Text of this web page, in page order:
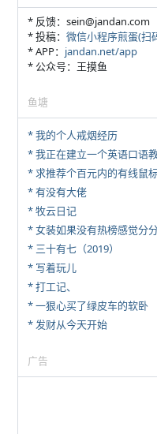
* 反馈：sein@jandan.com
* 投稿： 微信小程序煎蛋(扫
* APP： jandan.net/app
* 公众号：王摸鱼
鱼塘
* 我的个人戒烟经历
* 求推荐个百元内的有线鼠
* 有没有大佬
* 牧云日记
* 女装如果没有热榜感觉分
* 三十有七（2019）
* 写着玩儿
* 打工记、
* 一狠心买了绿皮车的软卧
* 发财从今天开始
广告